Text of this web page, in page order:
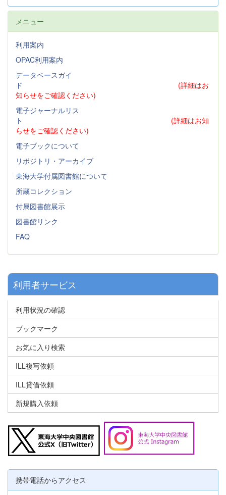
メニュー
利用案内
OPAC利用案内
データベースガイ
ド
(詳細はお
知らせをご確認ください)
電子ジャーナルリス
ト
(詳細はお知
らせをご確認ください)
電子ブックについて
リポジトリ・アーカイブ
東海大学付属図書館について
所蔵コレクション
付属図書館展示
図書館リンク
FAQ
利用者サービス
利用状況の確認
ブックマーク
お気に入り検索
ILL複写依頼
ILL貸借依頼
新規購入依頼
携帯電話からアクセス